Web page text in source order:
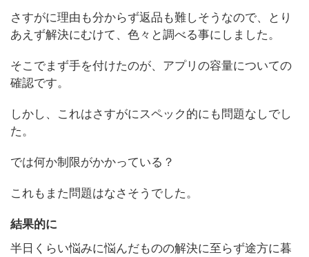
さすがに理由も分からず返品も難しそうなので、とり
あえず解決にむけて、色々と調べる事にしました。
そこでまず手を付けたのが、アプリの容量についての
確認です。
しかし、これはさすがにスペック的にも問題なしでし
た。
では何か制限がかかっている？
これもまた問題はなさそうでした。
結果的に
半日くらい悩みに悩んだものの解決に至らず途方に暮